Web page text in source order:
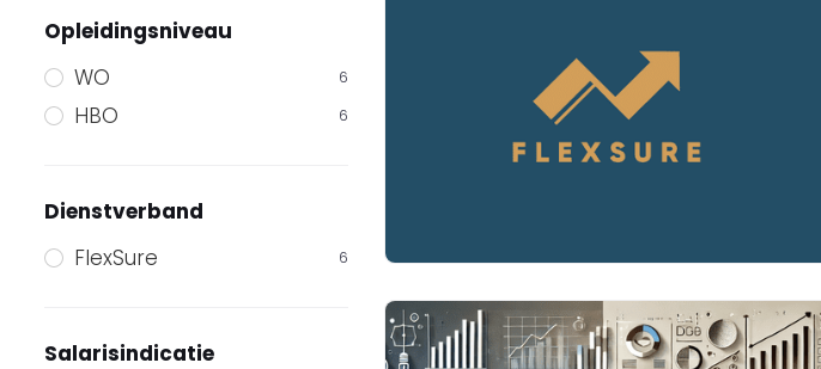
Opleidingsniveau
WO
6
HBO 6
Dienstverband
FlexSure
6
Salarisindicatie